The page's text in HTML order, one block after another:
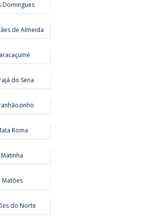
Domingues
de Almeida
do Sena
Roma
Matinha
Matões
do Norte